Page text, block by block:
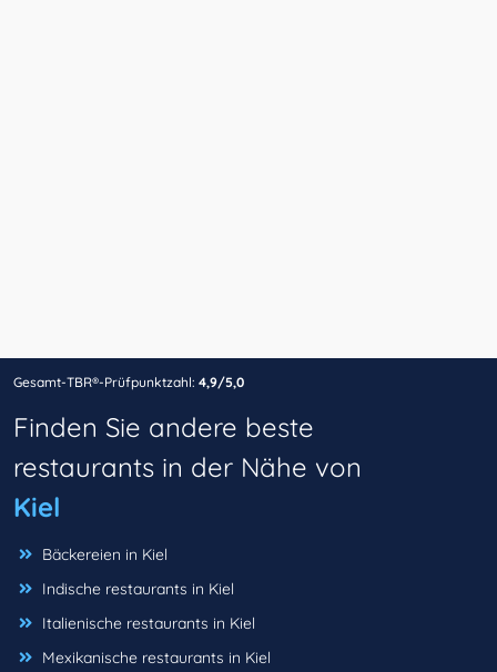
Gesamt-TBR®-Prüfpunktzahl: 4,9/5,0
Finden Sie andere beste
restaurants in der Nähe von
Kiel
Bäckereien in Kiel
Indische restaurants in Kiel
Italienische restaurants in Kiel
Mexikanische restaurants in Kiel